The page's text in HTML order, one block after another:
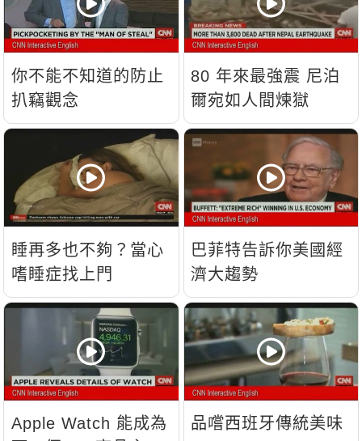
你不能不知道的防止
扒竊觀念
80 年來最強震 尼泊
爾宛如人間煉獄
睡再多也不夠？當心
嗜睡症找上門
巴菲特告訴你美國經
濟大趨勢
Apple Watch 能成為
品嚐西班牙傳統美味